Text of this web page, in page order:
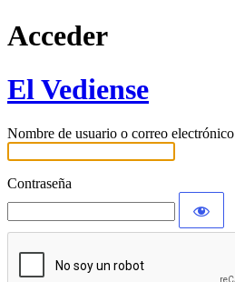
Acceder
El Vediense
Nombre de usuario o correo electrónico
Contraseña